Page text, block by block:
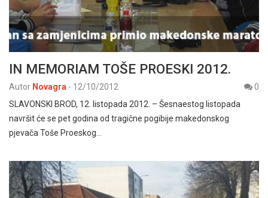
IN MEMORIAM TOŠE PROESKI 2012.
Autor Novagra - 12/10/2012
0
SLAVONSKI BROD, 12. listopada 2012. – Šesnaestog listopada
navršit će se pet godina od tragične pogibije makedonskog
pjevača Toše Proeskog…